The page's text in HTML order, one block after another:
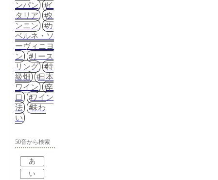
ンパン
イ
タリア
タ
ンニン
カ
ベルネ・ソ
ーヴィニヨ
ン
リース
リング
特
級畑
日本
ワイン
辛
口
ワイン
法
味わ
い
50音から検索
あ
い